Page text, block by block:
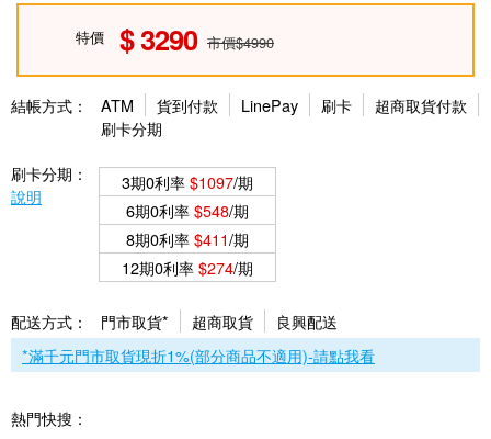
特價 3290 市價$4990
結帳方式： ATM 貨到付款 LinePay 刷卡
超商取貨付款
刷卡分期
刷卡分期：
說明
3期0利率$1097/期
6期0利率$548/期
8期0利率$411/期
12期0利率$274/期
配送方式： 門市取貨* 超商取貨
良興配送
*滿千元門市取貨現折1%(部分商品不適用)-請點我看
熱門快搜：